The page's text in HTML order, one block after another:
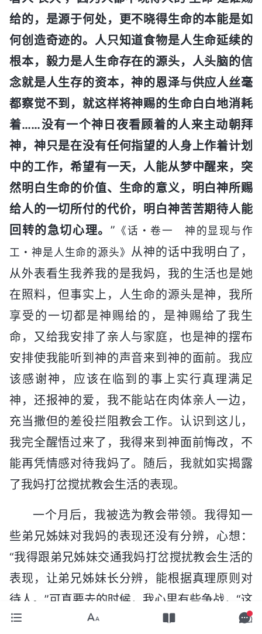
给的，是源于何处，更不晓得生命的本能是如
何创造奇迹的。人只知道食物是人生命延续的
根本，毅力是人生命存在的源头，人头脑的信
念就是人生存的资本，神的恩泽与供应人丝毫
都察觉不到，就这样将神赐的生命白白地消耗
着……没有一个神日夜看顾着的人来主动朝拜
神，神只是在没有任何指望的人身上作着计划
中的工作，希望有一天，人能从梦中醒来，突
然明白生命的价值、生命的意义，明白神所赐
给人的一切所付的代价，明白神苦苦期待人能
回转的急切心理。 ” 《话・卷一 神的显现与作
工・神是人生命的源头》 从神的话中我明白了，
从外表看生我养我的是我妈，我的生活也是她
在照料，但事实上，人生命的源头是神，我所
享受的一切都是神赐给的，是神赐给了我生
命，又给我安排了亲人与家庭，也是神的摆布
安排使我能听到神的声音来到神的面前。我应
该感谢神，应该在临到的事上实行真理满足
神，还报神的爱，我不能站在肉体亲人一边，
充当撒但的差役拦阻教会工作。认识到这儿，
我完全醒悟过来了，我得来到神面前悔改，不
能再凭情感对待我妈了。随后，我就如实揭露
了我妈打岔搅扰教会生活的表现。
一个月后，我被选为教会带领。我得知一
些弟兄姊妹对我妈的表现还没有分辨，心想：
“我得跟弟兄姊妹交通我妈打岔搅扰教会生活的
表现，让弟兄姊妹长分辨，能根据真理原则对
待人。”可真要去的时候，我心里有些争战，“这
一交通解剖，弟兄姊妹都对我妈有了分辨，会